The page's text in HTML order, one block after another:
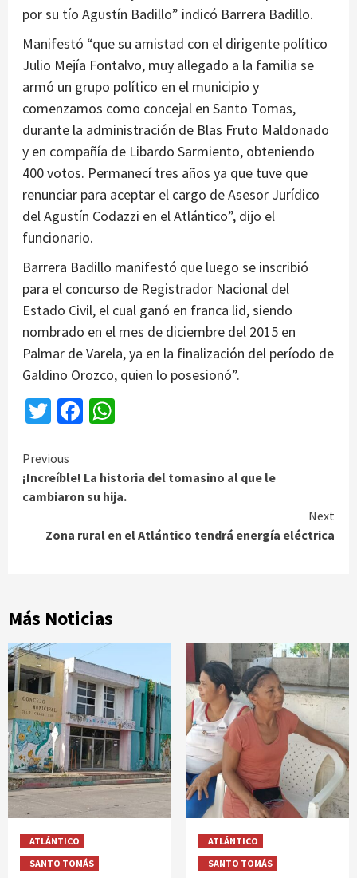
por su tío Agustín Badillo” indicó Barrera Badillo.
Manifestó “que su amistad con el dirigente político
Julio Mejía Fontalvo, muy allegado a la familia se
armó un grupo político en el municipio y
comenzamos como concejal en Santo Tomas,
durante la administración de Blas Fruto Maldonado
y en compañía de Libardo Sarmiento, obteniendo
400 votos. Permanecí tres años ya que tuve que
renunciar para aceptar el cargo de Asesor Jurídico
del Agustín Codazzi en el Atlántico”, dijo el
funcionario.
Barrera Badillo manifestó que luego se inscribió
para el concurso de Registrador Nacional del
Estado Civil, el cual ganó en franca lid, siendo
nombrado en el mes de diciembre del 2015 en
Palmar de Varela, ya en la finalización del período de
Galdino Orozco, quien lo posesionó”.
TwitterFacebook
Continue
Reading
Previous
¡Increíble! La historia del tomasino al que le
cambiaron su hija.
Next
Zona rural en el Atlántico tendrá energía eléctrica
Más Noticias
ATLÁNTICO
SANTO TOMÁS
ATLÁNTICO
SANTO TOMÁS